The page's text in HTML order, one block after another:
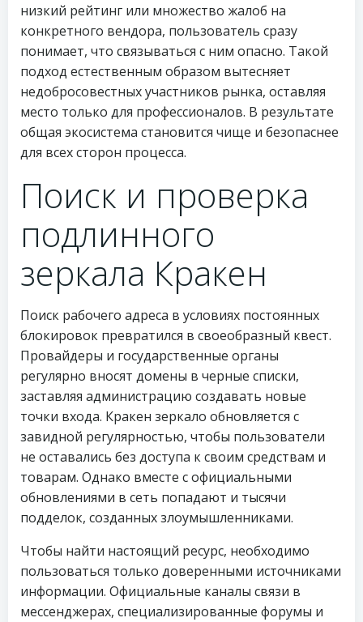
низкий рейтинг или множество жалоб на
конкретного вендора, пользователь сразу
понимает, что связываться с ним опасно. Такой
подход естественным образом вытесняет
недобросовестных участников рынка, оставляя
место только для профессионалов. В результате
общая экосистема становится чище и безопаснее
для всех сторон процесса.
Поиск и проверка
подлинного
зеркала Кракен
Поиск рабочего адреса в условиях постоянных
блокировок превратился в своеобразный квест.
Провайдеры и государственные органы
регулярно вносят домены в черные списки,
заставляя администрацию создавать новые
точки входа. Кракен зеркало обновляется с
завидной регулярностью, чтобы пользователи
не оставались без доступа к своим средствам и
товарам. Однако вместе с официальными
обновлениями в сеть попадают и тысячи
подделок, созданных злоумышленниками.
Чтобы найти настоящий ресурс, необходимо
пользоваться только доверенными источниками
информации. Официальные каналы связи в
мессенджерах, специализированные форумы и